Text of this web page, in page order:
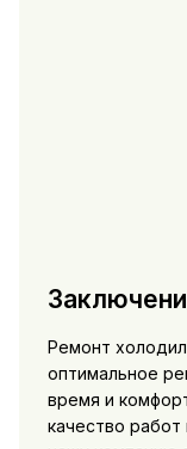
Ремонт
оптимальное
время и
качество